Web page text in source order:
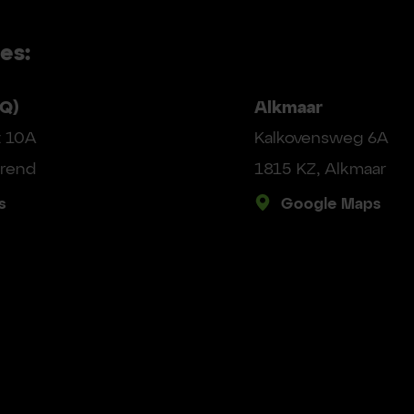
10A
Alkmaar
Kalkovensweg 6A
1815 KZ, Alkmaar
Google Maps